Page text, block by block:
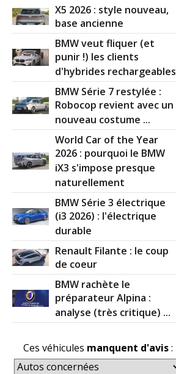
X5 2026 : style nouveau,
base ancienne
BMW veut fliquer (et
punir !) les clients
d'hybrides rechargeables
BMW Série 7 restylée :
Robocop revient avec un
nouveau costume ...
World Car of the Year
2026 : pourquoi le BMW
iX3 s'impose presque
naturellement
BMW Série 3 électrique
(i3 2026) : l'électrique
durable
Renault Filante : le coup
de coeur
BMW rachète le
préparateur Alpina :
analyse (très critique) ...
Ces véhicules manquent d'avis: